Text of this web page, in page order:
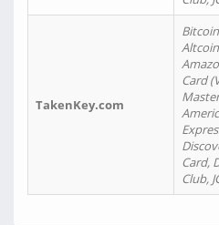
TakenKey.com
Card
Card,
Club,